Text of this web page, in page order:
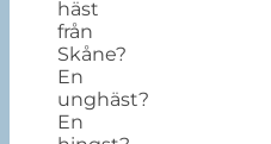
häst
från
Skåne?
En
unghäst?
En